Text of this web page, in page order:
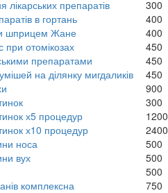
лікарських препаратів
300
в гортань
400
шприцем Жане
400
отомікозах
450
препаратами
450
на ділянку мигдаликів
450
900
300
х5 процедур
1200
х10 процедур
2400
носа
500
вух
500
500
комплексна 750